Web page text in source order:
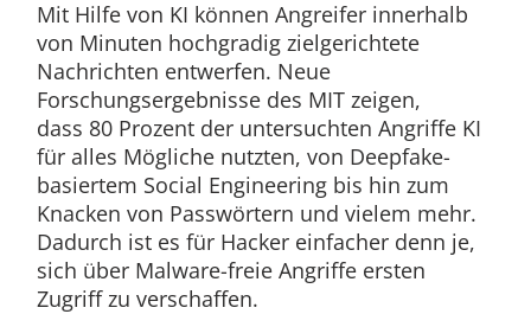
Mit Hilfe von KI können Angreifer innerhalb
von Minuten hochgradig zielgerichtete
Nachrichten entwerfen. Neue
Forschungsergebnisse des MIT zeigen,
dass 80 Prozent der untersuchten Angriffe KI
für alles Mögliche nutzten, von Deepfake-
basiertem Social Engineering bis hin zum
Knacken von Passwörtern und vielem mehr.
Dadurch ist es für Hacker einfacher denn je,
sich über Malware-freie Angriffe ersten
Zugriff zu verschaffen.